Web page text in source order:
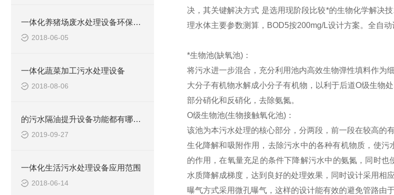
一体化养猪场废水处理设备环保局新要求
2018-06-05
一体化蔬菜加工污水处理设备
2018-08-06
的污水隔油提升设备功能都有哪些？
2019-09-27
一体化生活污水处理设备应用范围
2018-06-14
决，其关键解决方式 是选用现阶段比较*的生物化学解决
理水体主要参数测算，BOD5按200mg/L设计方案。全自
*生物池(缺氧池)：
将污水进一步混合，充分利用池内高效生物弹性填料作为
大分子有机物水解成小分子有机物，以利于后道O级生物
部分硝化和反硝化，去除氨氮。
O级生物池(生物接触氧化池)：
该池为本污水处理的核心部分，分两段，前一段在较高的
生化降解和吸附作用，去除污水中的各种有机物质，使
的作用，在氧量充足的条件下降解污水中的氨氮，同时
水质降解成梯度，达到良好的处理效果，同时设计采用相
曝气方式采用微孔曝气，这样的设计能有效的避免管路由